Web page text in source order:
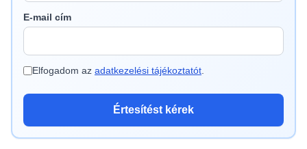
E-mail cím
Elfogadom az adatkezelési tájékoztatót
Értesítést kérek